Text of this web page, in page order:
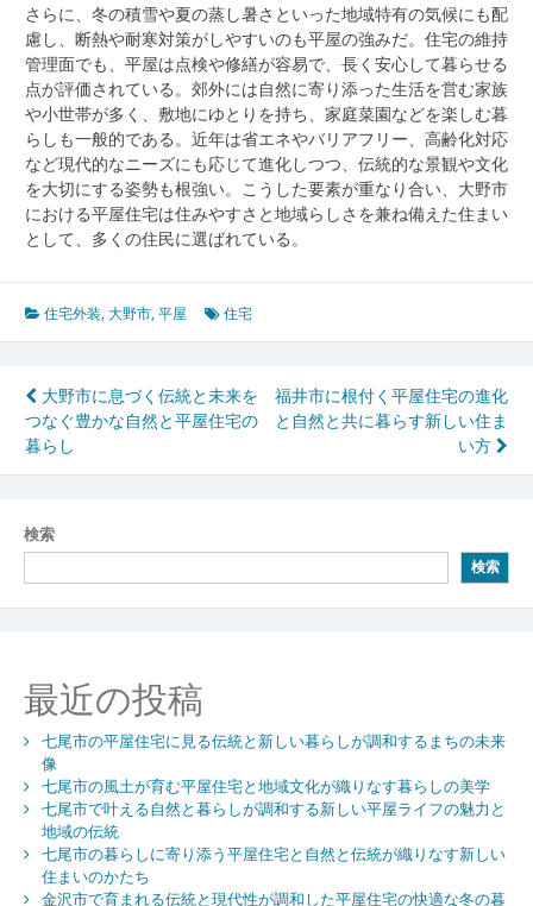
さらに、冬の積雪や夏の蒸し暑さといった地域特有の気候にも配
慮し、断熱や耐寒対策がしやすいのも平屋の強みだ。住宅の維持
管理面でも、平屋は点検や修繕が容易で、長く安心して暮らせる
点が評価されている。郊外には自然に寄り添った生活を営む家族
や小世帯が多く、敷地にゆとりを持ち、家庭菜園などを楽しむ暮
らしも一般的である。近年は省エネやバリアフリー、高齢化対応
など現代的なニーズにも応じて進化しつつ、伝統的な景観や文化
を大切にする姿勢も根強い。こうした要素が重なり合い、大野市
における平屋住宅は住みやすさと地域らしさを兼ね備えた住まい
として、多くの住民に選ばれている。
住宅外装,大野市,平屋 住宅
投
稿
ナ
ビ
ゲ
ー
ョ
ン
大野市に息づく伝統と未来を
つなぐ豊かな自然と平屋住宅の
暮らし
福井市に根付く平屋住宅の進化
と自然と共に暮らす新しい住ま
い方
検索
検索
最近の投稿
七尾市の平屋住宅に見る伝統と新しい暮らしが調和するまちの未来
像
七尾市の風土が育む平屋住宅と地域文化が織りなす暮らしの美学
七尾市で叶える自然と暮らしが調和する新しい平屋ライフの魅力と
地域の伝統
七尾市の暮らしに寄り添う平屋住宅と自然と伝統が織りなす新しい
住まいのかたち
金沢市で育まれる伝統と現代性が調和した平屋住宅の快適な冬の暮